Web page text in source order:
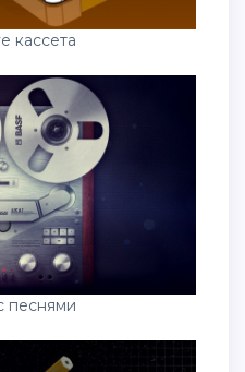
кассета
песнями